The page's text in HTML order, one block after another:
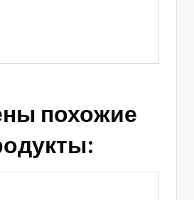
похожие